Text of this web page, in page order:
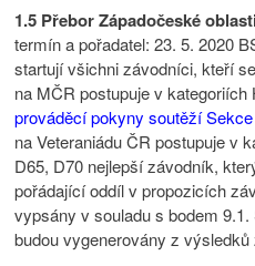
1.5 Přebor Západočeské
termín a pořadatel: 23. 5. 2020
startují všichni závodníci, kteří
na MČR postupuje v
prováděcí pokyny soutěží
na Veteraniádu ČR postupuje v
D65, D70 nejlepší závodník,
pořádající oddíl v propozicích
vypsány v souladu s bodem
budou vygenerovány z